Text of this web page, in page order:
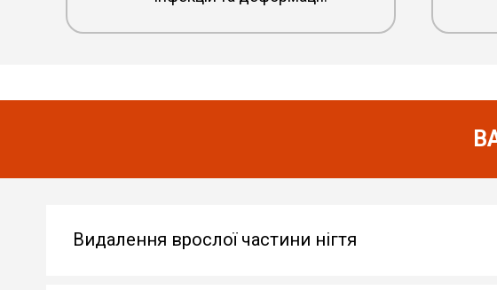
Видалення врослої частини нігтя